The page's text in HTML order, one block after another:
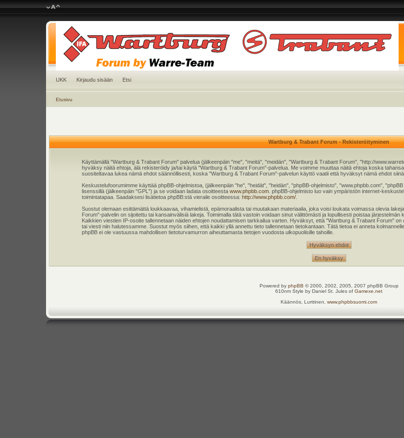
UKK Kirjaudu sisään Etsi
Etusivu
Wartburg & Trabant Forum - Rekisteröityminen
Käyttämällä "Wartburg & Trabant Forum" palvelua (jälkeenpäin "me", "meitä", "meidän", "Wartburg & Trabant Forum", "http://
hyväksy näitä ehtoja, älä rekisteröidy ja/tai käytä "Wartburg & Trabant Forum"-palvelua. Me voimme muuttaa näitä ehtoja koska
suositeltavaa lukea nämä ehdot säännöllisesti, koska "Wartburg & Trabant Forum"-palvelun käyttö vaatii että hyväksyt nämä ehdot
Keskustelufoorumimme käyttää phpBB-ohjelmistoa, (jälkeenpäin "he", "heidät", "heidän", "phpBB-ohjelmisto", "www.phpbb.com",
lisenssillä (jälkeenpäin "GPL") ja se voidaan ladata osoitteestawww.phpbb.com . phpBB-ohjelmisto luo vain ympäristön internet-
toimintatapaa. Saadaksesi lisätietoa phpBB:stä vieraile osoitteessa:http://www.phpbb.com/
Suostut olemaan esittämättä loukkaavaa, vihamielistä, epämoraalista tai muutakaan materiaalia, joka voisi loukata voimassa olevia
Forum"-palvelin on sijoitettu tai kansainvälisiä lakeja. Toimimalla tätä vastoin voidaan sinut välittömästi ja lopullisesti poistaa
Kaikkien viestien IP-osoite tallennetaan näiden ehtojen noudattamisen tarkkailua varten. Hyväksyt, että "Wartburg & Trabant Forum"
tai viesti niin halutessamme. Suostut myös siihen, että kaikki yllä annettu tieto tallennetaan tietokantaan. Tätä tietoa ei anneta
phpBB ei ole vastuussa mahdollisen tietoturvamurron aiheuttamasta tietojen vuodosta ulkopuolisille tahoille.
Powered by phpBB © 2000, 2002, 2005, 2007 phpBB Group
610nm Style by Daniel St. Jules ofGamexe.net
Käännös, Lurttinen,www.phpbbsuomi.com